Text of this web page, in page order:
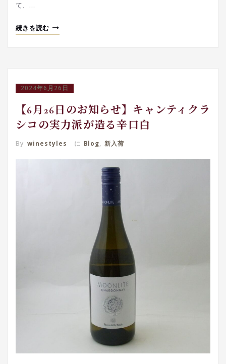
て、…
続きを読む
2024年6月26日
【6月26日のお知らせ】キャンティクラ
シコの実力派が造る辛口白
By winestyles に Blog, 新入荷